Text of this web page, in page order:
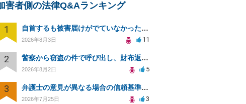
害者側の法律Q&Aランキング
1 自首するも被害届けがでていなかった場合
2026年8月3日 11
2 警察から窃盗の件で呼び出し、財布返却で自首すべきか？
2026年8月2日 5
3 弁護士の意見が異なる場合の信頼基準について教えてください
2026年7月25日 3